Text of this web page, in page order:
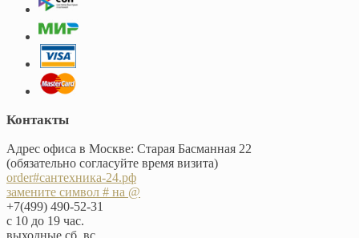
Контакты
Адрес офиса в Москве: Старая Басманная 22
(обязательно согласуйте время визита)
order#сантехника-24.рф
замените символ # на @
+7(499) 490-52-31
с 10 до 19 час.